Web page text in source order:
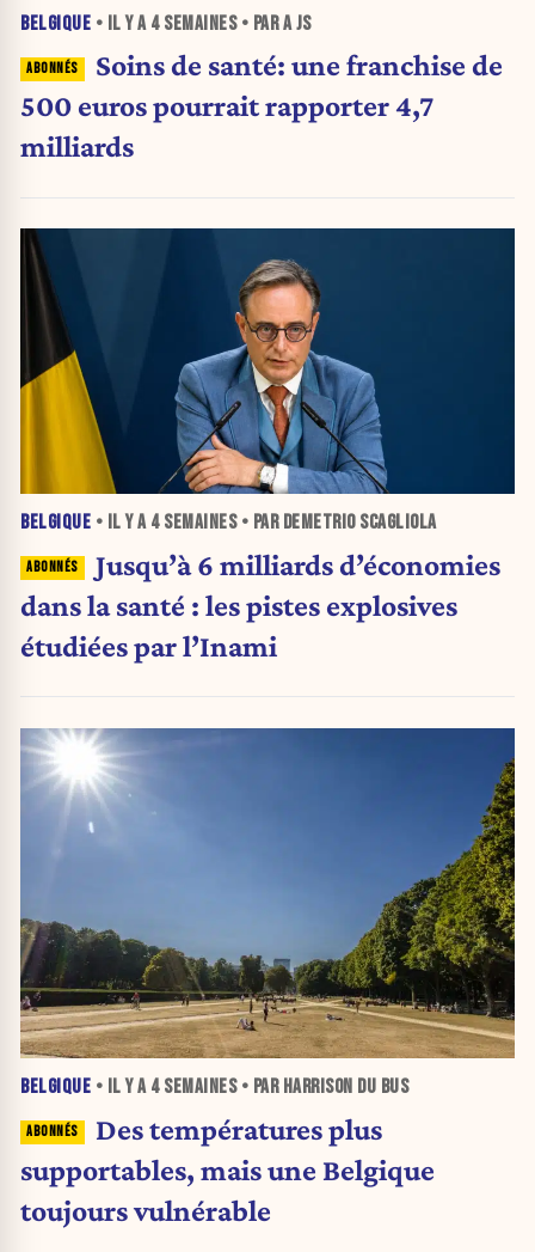
BELGIQUE • IL Y A 4 SEMAINES• PAR A JS
Soins de santé: une franchise de
500 euros pourrait rapporter 4,7
milliards
BELGIQUE • IL Y A 4 SEMAINES• PAR DEMETRIO SCAGLIOLA
Jusqu’à 6 milliards d’économies
dans la santé : les pistes explosives
étudiées par l’Inami
BELGIQUE • IL Y A 4 SEMAINES• PAR HARRISON DU BUS
Des températures plus
supportables, mais une Belgique
toujours vulnérable